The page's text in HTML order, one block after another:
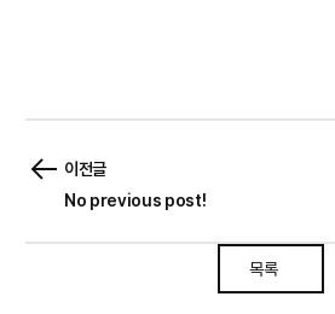
No previous post!
이전글
목록